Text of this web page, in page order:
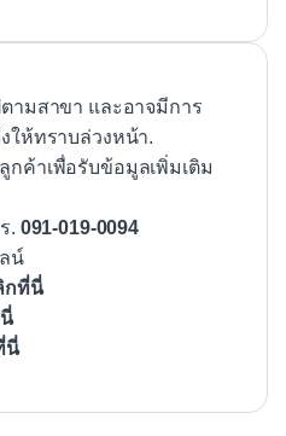
ามสาขา และอาจมีการ
ให้ทราบล่วงหน้า.
ค้าเพื่อรับข้อมูลเพิ่มเติม
. 091-019-0094
น์
กที่นี่
นี่